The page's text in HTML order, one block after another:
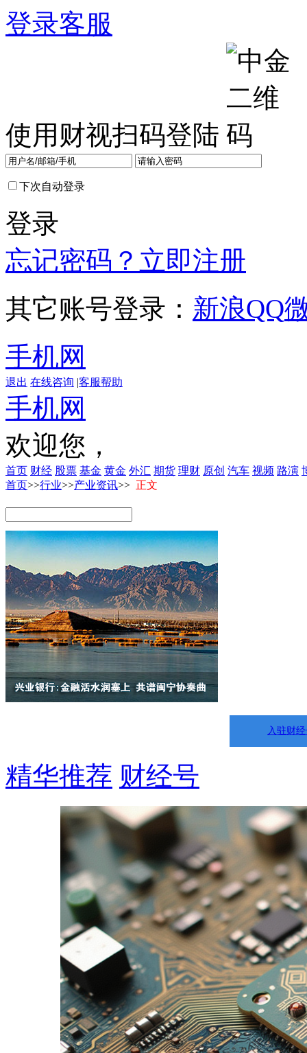
登录客服
使用财视扫码登陆
下次自动登录
登录
忘记密码？ 立即注册
其它账号登录： 新浪QQ
手机网
退出 在线咨询 |客服帮助
手机网
欢迎您，
首页 财经 股票 基金 黄金 外汇 期货 理财 原创 汽车 视频 路演
首页>>行业>>产业资讯>> 正文
入驻财
精华推荐 财经号